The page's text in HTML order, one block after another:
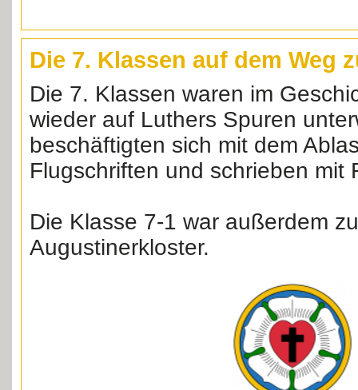
Die 7. Klassen auf dem Weg
Die 7. Klassen waren im
wieder auf Luthers Spuren
beschäftigten sich mit dem
Flugschriften und schrieben mit
Die Klasse 7-1 war außerdem
Augustinerkloster.